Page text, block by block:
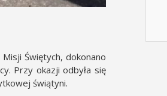
Świętych, dokonano
Przy okazji odbyła się
świątyni.